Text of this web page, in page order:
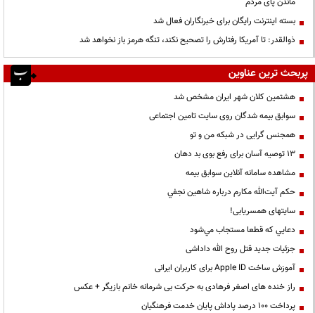
بسته اینترنت رایگان برای خبرنگاران فعال شد
ذوالقدر: تا آمریکا رفتارش را تصحیح نکند، تنگه هرمز باز نخواهد شد
پربحث ترین عناوین
هشتمین کلان شهر ایران مشخص شد
سوابق بیمه شدگان روی سایت تامین اجتماعی
همجنس گرایی در شبکه من و تو
13 توصیه آسان برای رفع بوی بد دهان
مشاهده سامانه آنلاين سوابق بیمه
حكم آيت‌الله مكارم درباره شاهين نجفي
سایتهای همسریابی!
دعايي كه قطعا مستجاب مي‌شود
جزئیات جدید قتل روح الله داداشی
آموزش ساخت Apple ID برای کاربران ایرانی
راز خنده های اصغر فرهادی به حرکت بی شرمانه خانم بازیگر + عکس
پرداخت ۱۰۰ درصد پاداش پایان خدمت فرهنگیان